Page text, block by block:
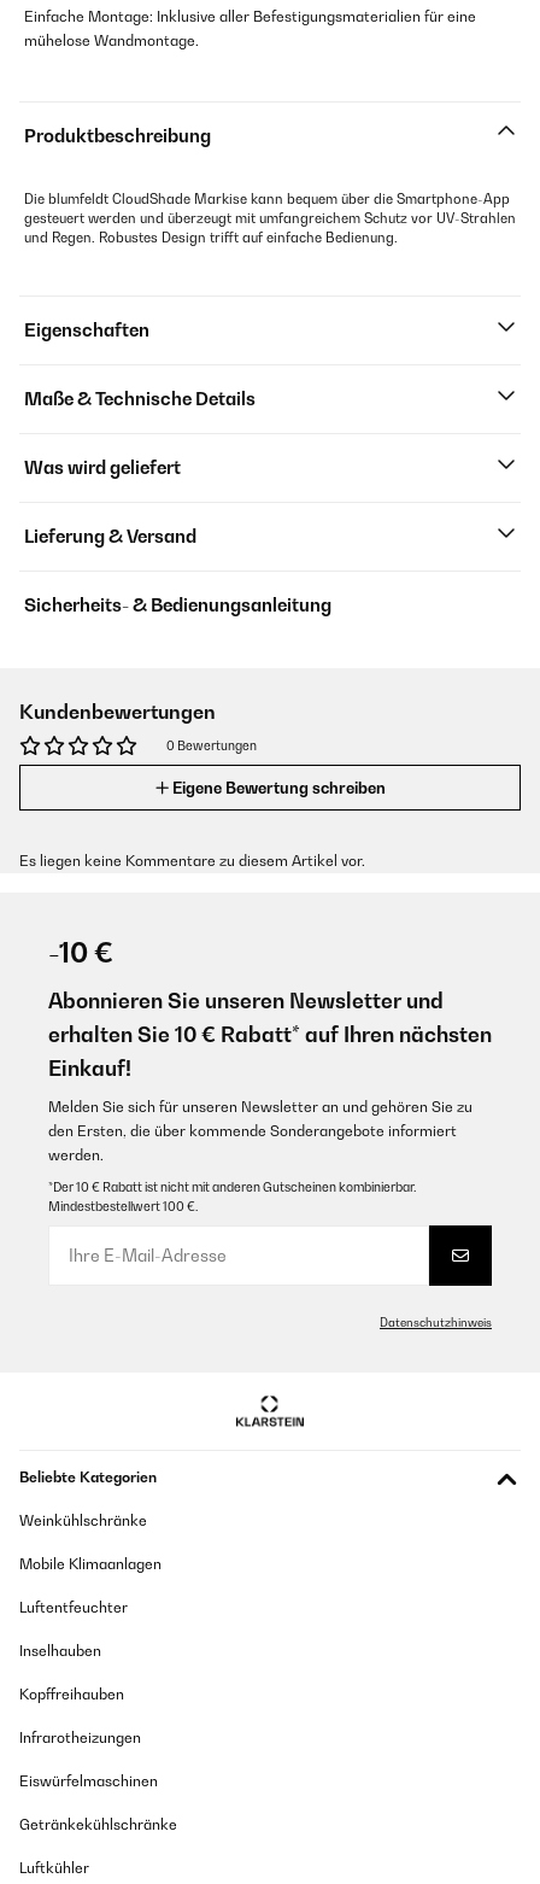
Einfache Montage: Inklusive aller Befestigungsmaterialien für eine
mühelose Wandmontage.
Produktbeschreibung
Die blumfeldt CloudShade Markise kann bequem über die Smartphone-App
gesteuert werden und überzeugt mit umfangreichem Schutz vor UV-Strahlen
und Regen. Robustes Design trifft auf einfache Bedienung.
Eigenschaften
Maße & Technische Details
Was wird geliefert
Lieferung & Versand
Sicherheits- & Bedienungsanleitung
Kundenbewertungen
0 Bewertungen
Eigene Bewertung schreiben
Es liegen keine Kommentare zu diesem Artikel vor.
-10 €
Abonnieren Sie unseren Newsletter und
erhalten Sie 10 € Rabatt* auf Ihren nächsten
Einkauf!
Melden Sie sich für unseren Newsletter an und gehören Sie zu
den Ersten, die über kommende Sonderangebote informiert
werden.
*Der 10 € Rabatt ist nicht mit anderen Gutscheinen kombinierbar.
Mindestbestellwert 100 €.
Datenschutzhinweis
Beliebte Kategorien
Weinkühlschränke
Mobile Klimaanlagen
Luftentfeuchter
Inselhauben
Kopffreihauben
Infrarotheizungen
Eiswürfelmaschinen
Getränkekühlschränke
Luftkühler